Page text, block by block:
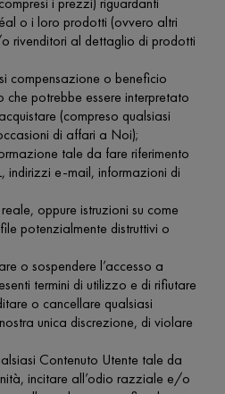
o i loro prodotti (ovvero altri
rivenditori al dettaglio di prodotti
compensazione o beneficio
potrebbe essere interpretato
(compreso qualsiasi
di affari a Noi);
tale da fare riferimento
indirizzi e-mail, informazioni di
oppure istruzioni su come
potenzialmente distruttivi o
o sospendere l’accesso a
termini di utilizzo e di rifiutare
o cancellare qualsiasi
unica discrezione, di violare
Contenuto Utente tale da
incitare all’odio razziale e/o